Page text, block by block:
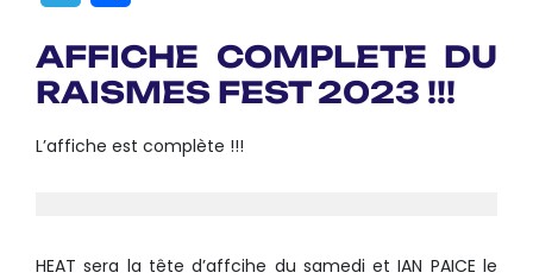
AFFICHE COMPLETE DU
RAISMES FEST 2023 !!!
L’affiche est complète !!!
HEAT sera la tête d’affcihe du samedi et IAN PAICE le